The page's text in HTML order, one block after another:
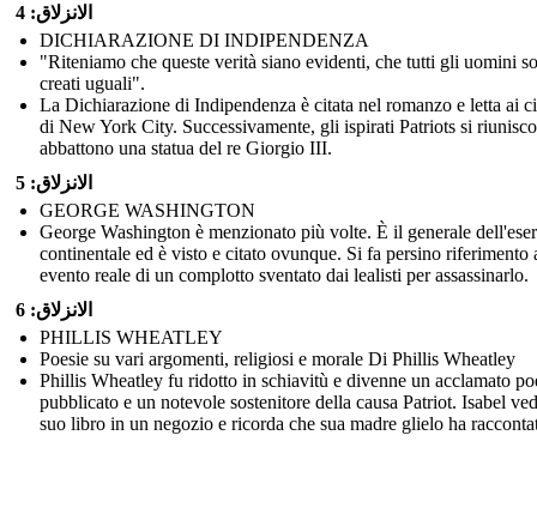
الانزلاق: 4
DICHIARAZIONE DI INDIPENDENZA
"Riteniamo che queste verità siano evidenti, che tutti gli uomini
creati uguali".
La Dichiarazione di Indipendenza è citata nel romanzo e letta ai
di New York City. Successivamente, gli ispirati Patriots si
abbattono una statua del re Giorgio III.
الانزلاق: 5
GEORGE WASHINGTON
George Washington è menzionato più volte. È il generale
continentale ed è visto e citato ovunque. Si fa persino riferimento
evento reale di un complotto sventato dai lealisti per assassinarlo.
الانزلاق: 6
PHILLIS WHEATLEY
Poesie su vari argomenti, religiosi e morale Di Phillis Wheatley
Phillis Wheatley fu ridotto in schiavitù e divenne un acclamato
pubblicato e un notevole sostenitore della causa Patriot. Isabel
suo libro in un negozio e ricorda che sua madre glielo ha